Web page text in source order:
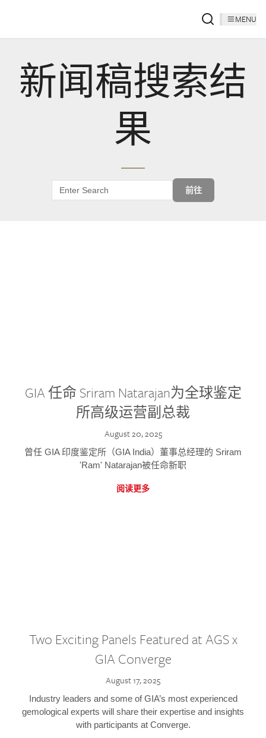
MENU
新闻稿搜索结
果
前往
GIA 任命 Sriram Natarajan为全球鉴定
所高级运营副总裁
August 20, 2025
曾任 GIA 印度鉴定所（GIA India）董事总经理的 Sriram
'Ram' Natarajan被任命新职
阅读更多
Two Exciting Panels Featured at AGS x
GIA Converge
August 17, 2025
Industry leaders and some of GIA’s most experienced
gemological experts will share their expertise and insights
with participants at Converge.